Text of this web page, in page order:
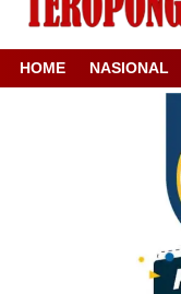
HOME NASIONAL